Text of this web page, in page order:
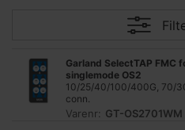
Garland SelectTAP FMC
singlemode OS2
10/25/40/100/400G, 70/
conn.
Varenr: GT-OS2701WM